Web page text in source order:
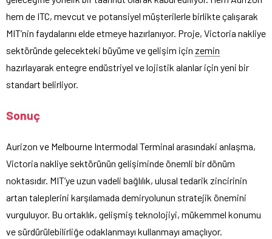
hem de ITC, mevcut ve potansiyel müşterilerle birlikte çalışarak
MIT’nin faydalarını elde etmeye hazırlanıyor. Proje, Victoria nakliye
sektöründe gelecekteki büyüme ve gelişim için zemin
hazırlayarak entegre endüstriyel ve lojistik alanlar için yeni bir
standart belirliyor.
Sonuç
Aurizon ve Melbourne Intermodal Terminal arasındaki anlaşma,
Victoria nakliye sektörünün gelişiminde önemli bir dönüm
noktasıdır. MIT’ye uzun vadeli bağlılık, ulusal tedarik zincirinin
artan taleplerini karşılamada demiryolunun stratejik önemini
vurguluyor. Bu ortaklık, gelişmiş teknolojiyi, mükemmel konumu
ve sürdürülebilirliğe odaklanmayı kullanmayı amaçlıyor.